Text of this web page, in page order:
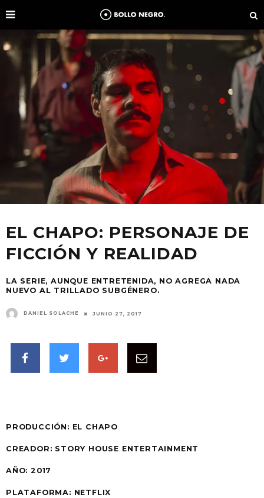
EL CHAPO: PERSONAJE DE
FICCIÓN Y REALIDAD
LA SERIE, AUNQUE ENTRETENIDA, NO AGREGA NADA
NUEVO AL TRILLADO SUBGÉNERO.
DANIEL SOLACHE JUNIO 27, 2017
PRODUCCIÓN: EL CHAPO
CREADOR: STORY HOUSE ENTERTAINMENT
AÑO: 2017
PLATAFORMA: NETFLIX